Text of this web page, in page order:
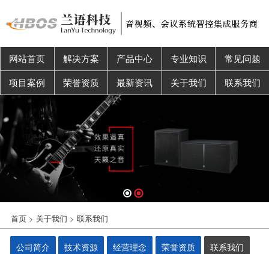
网站首页 解决方案 产品中心 专业知识
常见问题
项目案例
荣誉资质 最新资讯 关于我们 联系我们
首页> 关于我们 > 联系我们
公司简介 技术资源 经营理念 荣誉资质
联系我们